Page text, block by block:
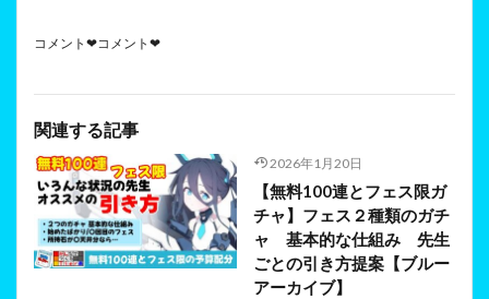
コメント❤コメント❤
関連する記事
2026年1月20日
【無料100連とフェス限ガ
チャ】フェス２種類のガチ
ャ 基本的な仕組み 先生
ごとの引き方提案【ブルー
アーカイブ】